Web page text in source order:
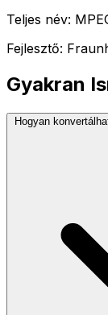
Teljes név:
Fejlesztő:
Gyakran
Hogyan